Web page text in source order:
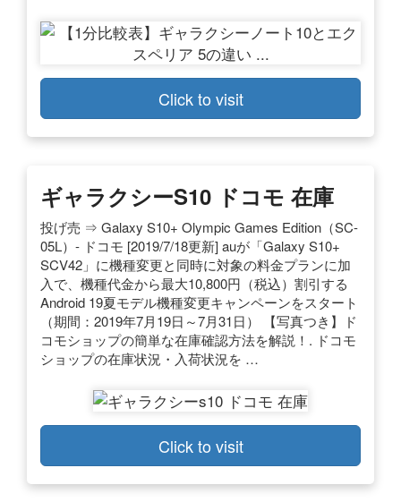
Click to visit
ギャラクシーs10 ドコモ 在庫
投げ売 ⇒ Galaxy S10+ Olympic Games Edition（SC-
05L）- ドコモ [2019/7/18更新] auが「Galaxy S10+
SCV42」に機種変更と同時に対象の料金プランに加
入で、機種代金から最大10,800円（税込）割引する
Android 19夏モデル機種変更キャンペーンをスタート
（期間：2019年7月19日～7月31日） 【写真つき】ド
コモショップの簡単な在庫確認方法を解説！. ドコモ
ショップの在庫状況・入荷状況を …
Click to visit